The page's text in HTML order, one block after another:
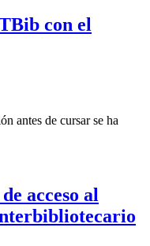
con el
antes de cursar se ha
acceso al